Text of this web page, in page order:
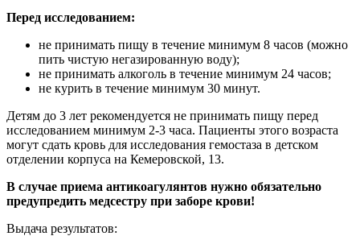
Перед исследованием:
не принимать пищу в течение минимум 8 часов (можно
пить чистую негазированную воду);
не принимать алкоголь в течение минимум 24 часов;
не курить в течение минимум 30 минут.
Детям до 3 лет рекомендуется не принимать пищу перед
исследованием минимум 2-3 часа. Пациенты этого возраста
могут сдать кровь для исследования гемостаза в детском
отделении корпуса на Кемеровской, 13.
В случае приема антикоагулянтов нужно обязательно
предупредить медсестру при заборе крови!
Выдача результатов: